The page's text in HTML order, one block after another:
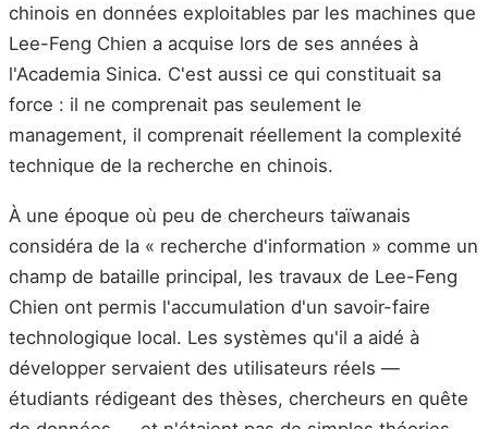
chinois en données exploitables par les machines que
Lee-Feng Chien a acquise lors de ses années à
l'Academia Sinica. C'est aussi ce qui constituait sa
force : il ne comprenait pas seulement le
management, il comprenait réellement la complexité
technique de la recherche en chinois.
À une époque où peu de chercheurs taïwanais
considéra de la « recherche d'information » comme un
champ de bataille principal, les travaux de Lee-Feng
Chien ont permis l'accumulation d'un savoir-faire
technologique local. Les systèmes qu'il a aidé à
développer servaient des utilisateurs réels —
étudiants rédigeant des thèses, chercheurs en quête